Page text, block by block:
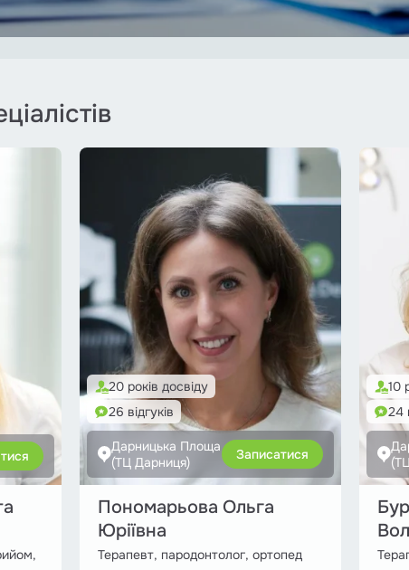
20 років досвіду
26 відгуків
Дарницька Площа
(ТЦ Дарниця)
Записатися
Пономарьова Ольга
Юріївна
Терапевт, пародонтолог, ортопед
10
24